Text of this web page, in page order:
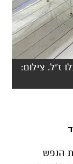
ז"ל. צילום:
הנפש
לו חיכה